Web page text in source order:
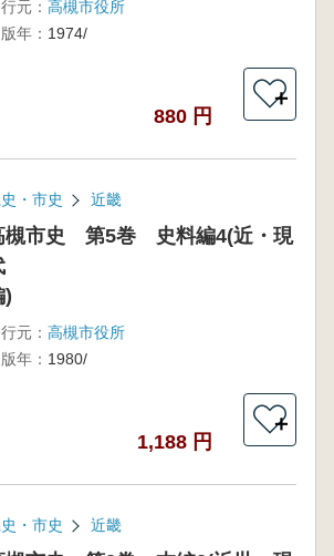
元： 高槻市役所
年： 1974/
880 円
＋
史料編4(近・
)
・市史 近畿
槻市史 第5巻 史料編4(近・現
)
元： 高槻市役所
年： 1980/
1,188 円
＋
・市史 近畿